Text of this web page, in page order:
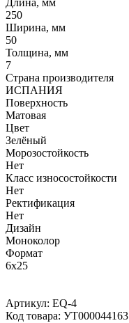
250
Ширина, мм
50
Толщина, мм
7
Страна производителя
ИСПАНИЯ
Поверхность
Матовая
Цвет
Зелёный
Морозостойкость
Нет
Класс износостойкости
Нет
Ректификация
Нет
Дизайн
Моноколор
Формат
6x25
Артикул: EQ-4
Код товара: УТ000044163